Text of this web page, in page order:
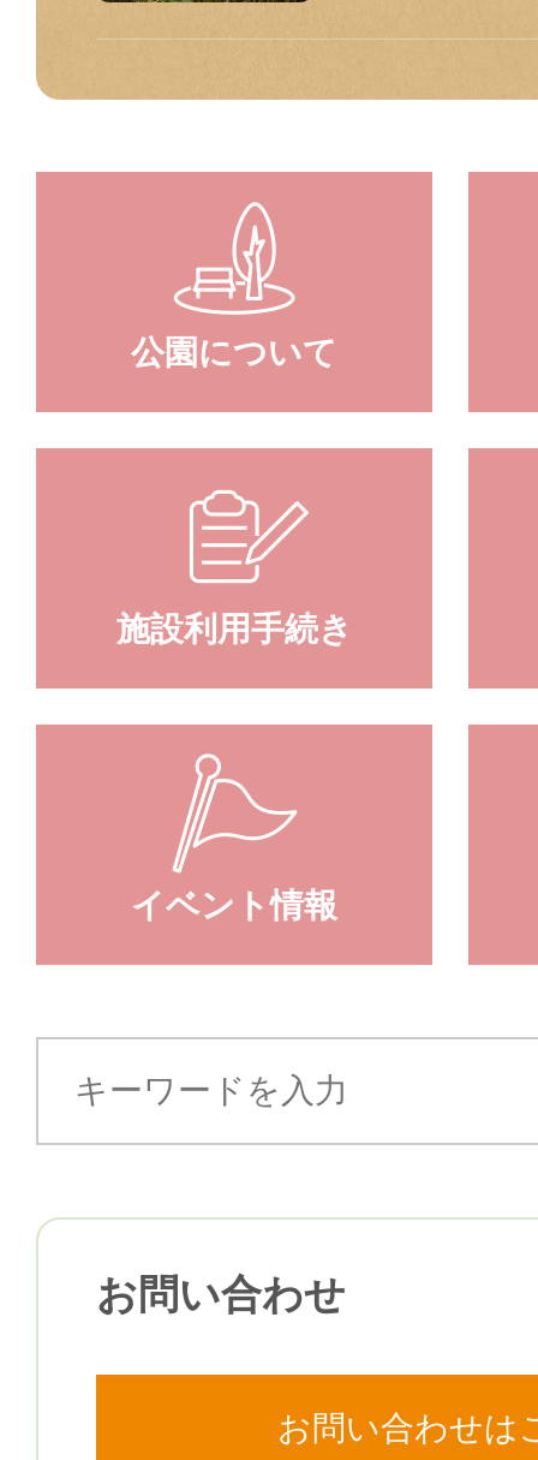
公園について
施設利用手続き
イベント情報
お問い合わせ
お問い合わせは